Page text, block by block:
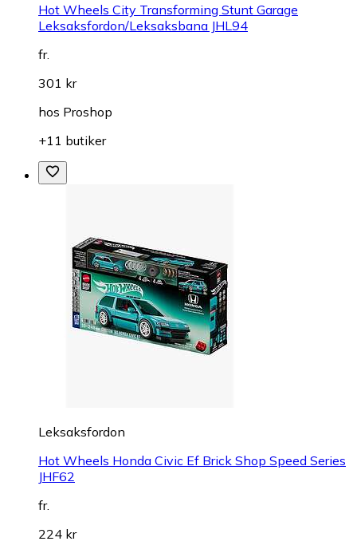
Hot Wheels City Transforming Stunt Garage
Leksaksfordon/Leksaksbana JHL94
fr.
301 kr
hos Proshop
+11 butiker
Leksaksfordon
Hot Wheels Honda Civic Ef Brick Shop Speed Series
JHF62
fr.
224 kr